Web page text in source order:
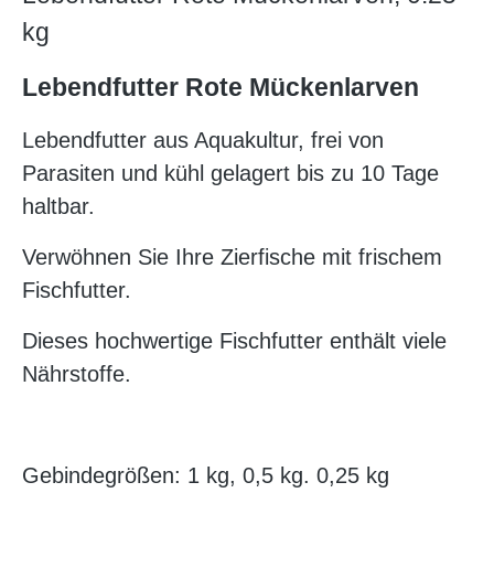
kg
Lebendfutter Rote Mückenlarven
Lebendfutter aus Aquakultur, frei von
Parasiten und kühl gelagert bis zu 10 Tage
haltbar.
Verwöhnen Sie Ihre Zierfische mit frischem
Fischfutter.
Dieses hochwertige Fischfutter enthält viele
Nährstoffe.
Gebindegrößen: 1 kg, 0,5 kg. 0,25 kg